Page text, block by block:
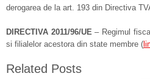
derogarea de la art. 193 din Directiva
DIRECTIVA 2011/96/UE– Regimul
si filialelor acestora din state membre (
Related Posts